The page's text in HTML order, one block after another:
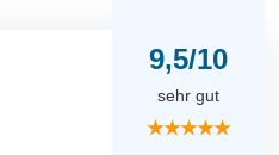
9,5/10
sehr gut
★★★★★